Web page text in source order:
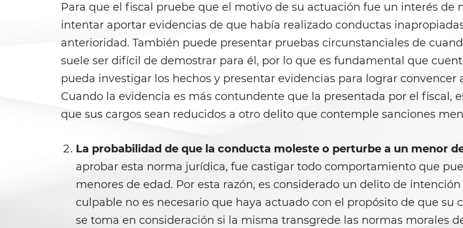
Para que el fiscal pruebe que el motivo de su actuación fue un interés de
intentar aportar evidencias de que había realizado conductas
anterioridad. También puede presentar pruebas circunstanciales de
suele ser difícil de demostrar para él, por lo que es fundamental que
pueda investigar los hechos y presentar evidencias para lograr
Cuando la evidencia es más contundente que la presentada por el fiscal,
que sus cargos sean reducidos a otro delito que contemple sanciones
La probabilidad de que la conducta moleste o perturbe a un menor
aprobar esta norma jurídica, fue castigar todo comportamiento que
menores de edad. Por esta razón, es considerado un delito de
culpable no es necesario que haya actuado con el propósito de que su
se toma en consideración si la misma transgrede las normas morales